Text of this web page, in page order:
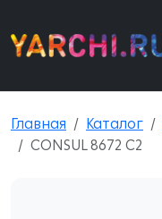
Главная Каталог
CONSUL 8672 C2